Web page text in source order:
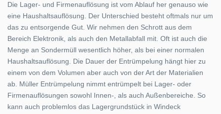
Die Lager- und Firmenauflösung ist vom Ablauf her genauso wie
eine Haushaltsauflösung. Der Unterschied besteht oftmals nur um
das zu entsorgende Gut. Wir nehmen den Schrott aus dem
Bereich Elektronik, als auch den Metallabfall mit. Oft ist auch die
Menge an Sondermüll wesentlich höher, als bei einer normalen
Haushaltsauflösung. Die Dauer der Entrümpelung hängt hier zu
einem von dem Volumen aber auch von der Art der Materialien
ab. Müller Entrümpelung nimmt entrümpelt bei Lager- oder
Firmenauflösungen sowohl Innen-, als auch Außenbereiche. So
kann auch problemlos das Lagergrundstück in Windeck